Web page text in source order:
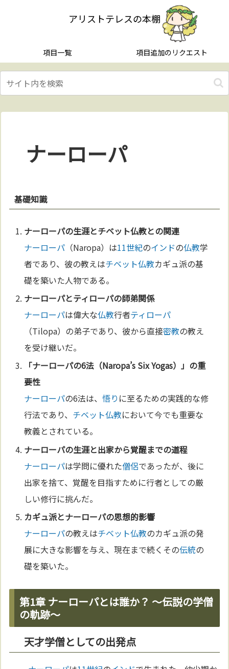
アリストテレスの本棚
項目一覧 項目追加のリクエスト
ナーローパ
基礎知識
ナーローパの生涯とチベット仏教との関連
ナーローパ （Naropa）は11世紀のインドの仏教学
者であり、彼の教えはチベット仏教カギュ派の基
礎を築いた人物である。
ナーローパとティローパの師弟関係
ナーローパは偉大な仏教行者ティローパ
（Tilopa）の弟子であり、彼から直接密教の教え
を受け継いだ。
「ナーローパの6法（Naropa’s Six Yogas）」の重
要性
ナーローパの6法は、悟り に至るための実践的な修
行法であり、 チベット仏教において今でも重要な
教義とされている。
ナーローパの生涯と出家から覚醒までの道程
ナーローパは学問に優れた僧侶であったが、後に
出家を捨て、覚醒を目指すために行者としての厳
しい修行に挑んだ。
カギュ派とナーローパの思想的影響
ナーローパの教えはチベット仏教のカギュ派の発
展に大きな影響を与え、現在まで続くその伝統の
礎を築いた。
第1章 ナーローパとは誰か？ 〜伝説の学僧
の軌跡〜
天才学僧としての出発点